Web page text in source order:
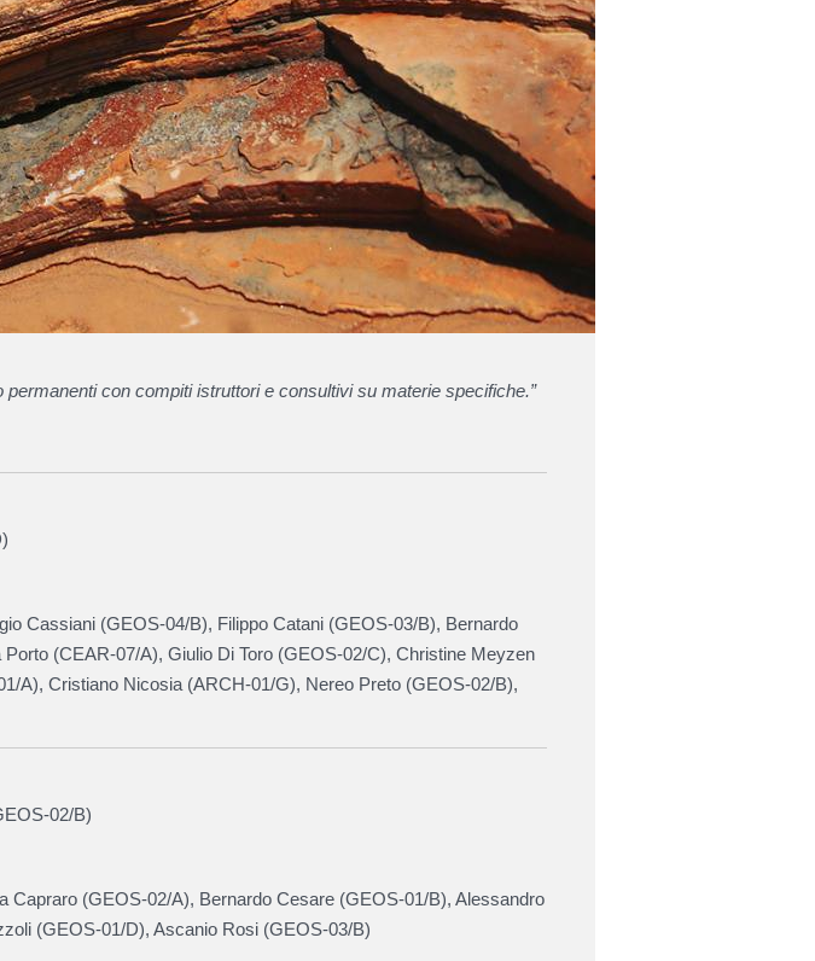
con compiti istruttori e consultivi su materie specifiche.”
Cassiani (GEOS-04/B), Filippo Catani (GEOS-03/B), Bernardo
Porto (CEAR-07/A), Giulio Di Toro (GEOS-02/C), Christine Meyzen
A), Cristiano Nicosia (ARCH-01/G), Nereo Preto (GEOS-02/B),
02/B)
Capraro (GEOS-02/A), Bernardo Cesare (GEOS-01/B), Alessandro
(GEOS-01/D), Ascanio Rosi (GEOS-03/B)